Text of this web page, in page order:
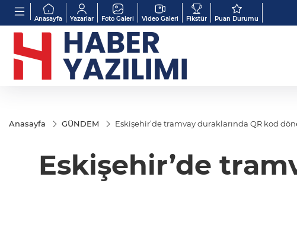
Anasayfa Yazarlar Foto Galeri Video Galeri Fikstür Puan Durumu
Anasayfa GÜNDEM Eskişehir’de tramvay duraklarında QR kod
Eskişehir’de